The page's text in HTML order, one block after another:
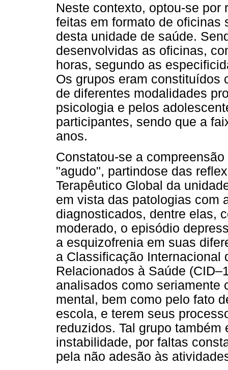
Neste contexto, optou-se
feitas em formato de oficinas
desta unidade de saúde.
desenvolvidas as oficinas,
horas, segundo as
Os grupos eram constituídos
de diferentes modalidades
psicologia e pelos
participantes, sendo que a
anos.
Constatou-se a
"agudo", partindose das
Terapêutico Global da
em vista das patologias com
diagnosticados, dentre elas,
moderado, o episódio
a esquizofrenia em suas
a Classificação Internacional
Relacionados à Saúde
analisados como seriamente
mental, bem como pelo fato
escola, e terem seus
reduzidos. Tal grupo
instabilidade, por faltas
pela não adesão às